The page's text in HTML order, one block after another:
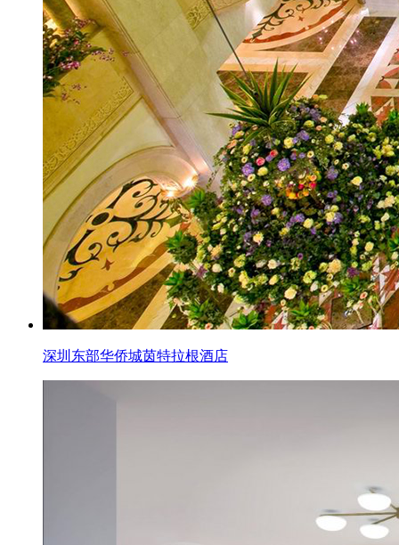
深圳东部华侨城茵特拉根酒店